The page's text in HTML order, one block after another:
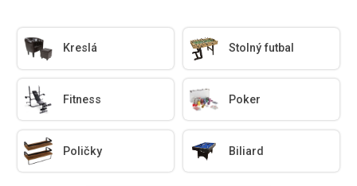
Kreslá Stolný futbal
Fitness Poker
Poličky Biliard